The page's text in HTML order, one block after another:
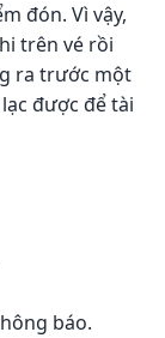
đón. Vì vậy,
trên vé rồi
ra trước một
được để tài
báo.